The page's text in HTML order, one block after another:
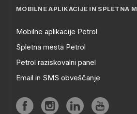
MOBILNE APLIKACIJE IN SPLETNA
Mobilne aplikacije Petrol
Spletna mesta Petrol
Petrol raziskovalni panel
Email in SMS obveščanje